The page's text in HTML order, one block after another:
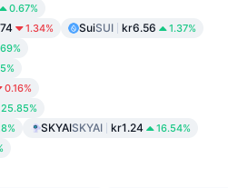
0.67%
1.34% SuiSUI kr6.56 1.37%
0.16%
25.85%
SKYAISKYAI kr1.24 16.54%